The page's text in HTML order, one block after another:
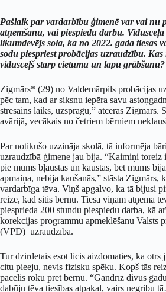
Pašlaik par vardarbību ģimenē var vai nu
atņemšanu, vai piespiedu darbu. Vidusceļa
likumdevējs sola, ka no 2022. gada tiesas
sodu piespriest probācijas uzraudzību.
vidusceļš starp cietumu un lapu grābšanu?
Zigmārs* (29) no Valdemārpils probācijas
pēc tam, kad ar siksnu iepēra savu
stresains laiks, uzsprāgu,” atceras Zigmārs.
avārijā, vecākais no četriem bērniem
Par notikušo uzzināja skolā, tā informēja
uzraudzībā ģimene jau bija. “Kaimiņi toreiz
pie mums bļaustās un kaustās, bet mums
apmaiņa, nebija kaušanās,” stāsta Zigmārs,
vardarbīga tēva. Viņš apgalvo, ka tā bijusi
reize, kad sitis bērnu. Tiesa viņam atņēma
piesprieda 200 stundu piespiedu darba, kā
korekcijas programmu apmeklēšanu Valsts
(VPD) uzraudzībā.
Tur dzirdētais esot licis aizdomāties, kā otrs
citu pieeju, nevis fizisku spēku. Kopš tās
pacēlis roku pret bērnu. “Gandrīz divus
dabūju tēva tiesības atpakaļ, vairs negribu